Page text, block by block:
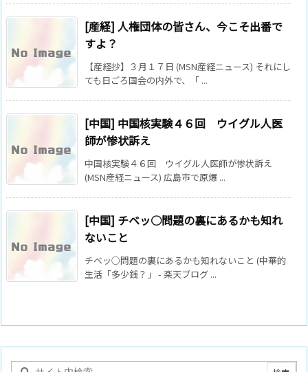
[産経] 人権団体の皆さん、今こそ出番で
すよ？
【産経抄】３月１７日 (MSN産経ニュース) それにし
ても日ごろ国会の内外で、「 ...
[中国] 中国核実験４６回 ウイグル人医
師が惨状訴え
中国核実験４６回 ウイグル人医師が惨状訴え
(MSN産経ニュース) 広島市で原爆 ...
[中国] チベッ○問題の裏にあるかも知れ
ないこと
チベッ○問題の裏にあるかも知れないこと (中華的
生活「多少銭？」 - 楽天ブログ ...